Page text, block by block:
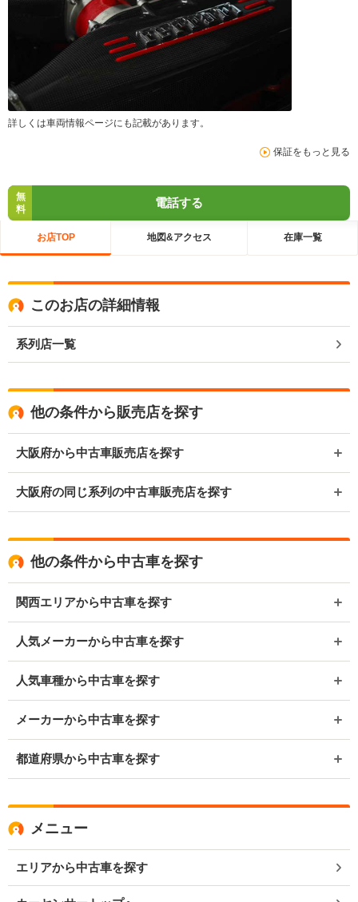
詳しくは車両情報ページにも記載があります。
保証をもっと見る
無
料
電話する
お店TOP 地図&アクセス 在庫一覧
このお店の詳細情報
系列店一覧
他の条件から販売店を探す
大阪府から中古車販売店を探す
大阪府の同じ系列の中古車販売店を探す
他の条件から中古車を探す
関西エリアから中古車を探す
人気メーカーから中古車を探す
人気車種から中古車を探す
メーカーから中古車を探す
都道府県から中古車を探す
メニュー
エリアから中古車を探す